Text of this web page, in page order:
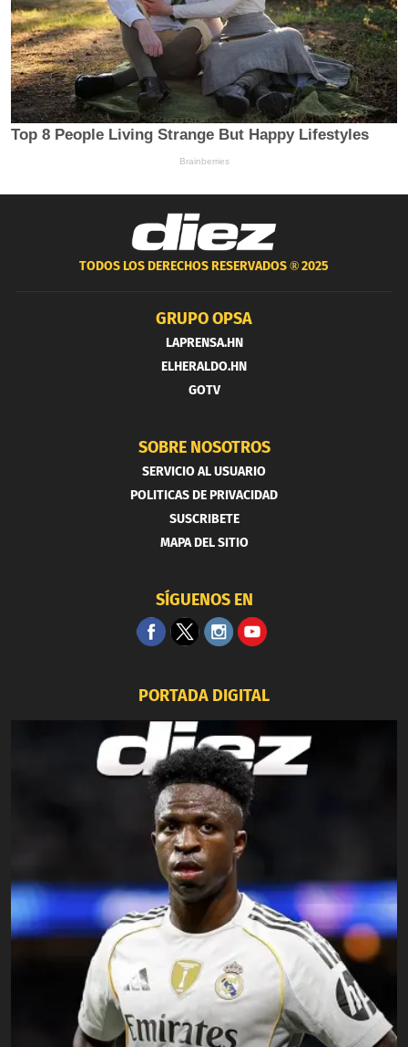
TODOS LOS DERECHOS RESERVADOS ®2025
GRUPO OPSA
LAPRENSA.HN
ELHERALDO.HN
GOTV
SOBRE NOSOTROS
SERVICIO AL USUARIO
POLITICAS DE PRIVACIDAD
SUSCRIBETE
MAPA DEL SITIO
SÍGUENOS EN
PORTADA DIGITAL